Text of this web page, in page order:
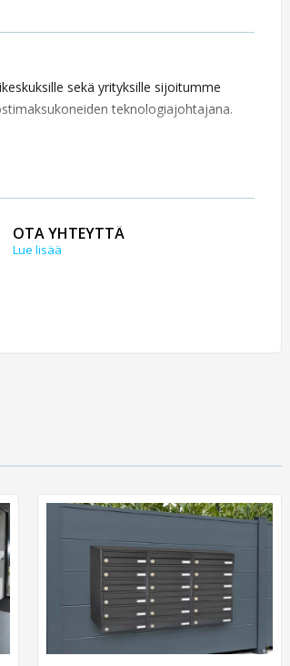
sekä yrityksille sijoitumme
teknologiajohtajana.
OTA YHTEYTTÄ
Lue lisää